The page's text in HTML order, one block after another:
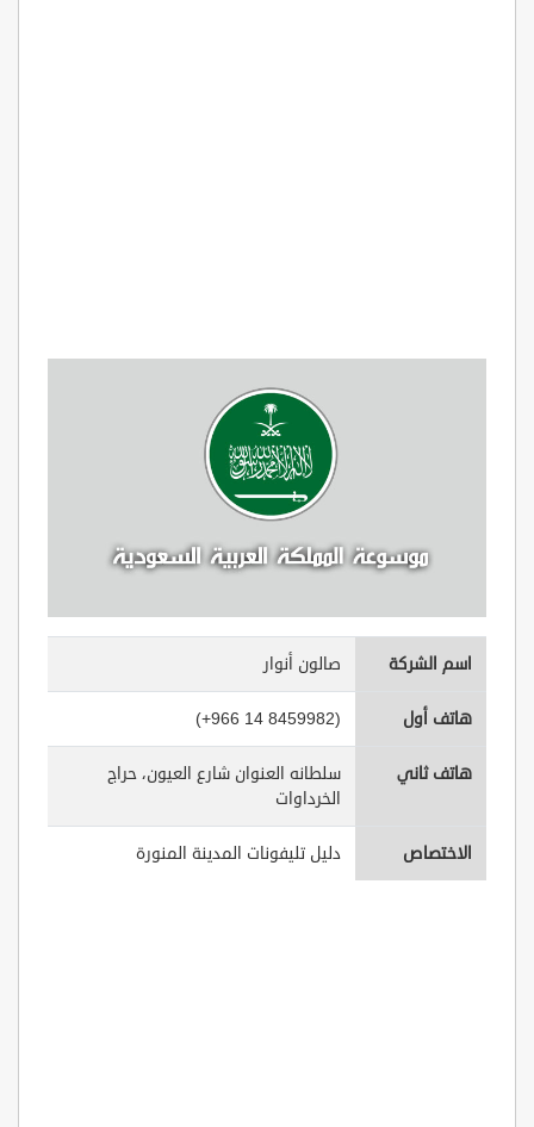
اسم الشركة صالون أنوار
هاتف أول (+966 14 8459982)
هاتف ثاني
سلطانه العنوان شارع العيون، حراج
الخرداوات
الاختصاص دليل تليفونات المدينة المنورة